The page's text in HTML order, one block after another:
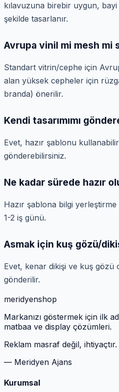
kılavuzuna birebir uygun,
şekilde tasarlanır.
Avrupa vinil mi mesh mi
Standart vitrin/cephe için
alan yüksek cepheler için
branda) önerilir.
Kendi tasarımımı
Evet, hazır şablonu kullanabilir
gönderebilirsiniz.
Ne kadar sürede hazır
Hazır şablona bilgi yerleştirme
1-2 iş günü.
Asmak için kuş gözü/
Evet, kenar dikişi ve kuş gözü
gönderilir.
meridyenshop
Markanızı göstermek için ilk
matbaa ve display çözümleri.
Reklam masraf değil, ihtiyaçtır.
— Meridyen Ajans
Kurumsal